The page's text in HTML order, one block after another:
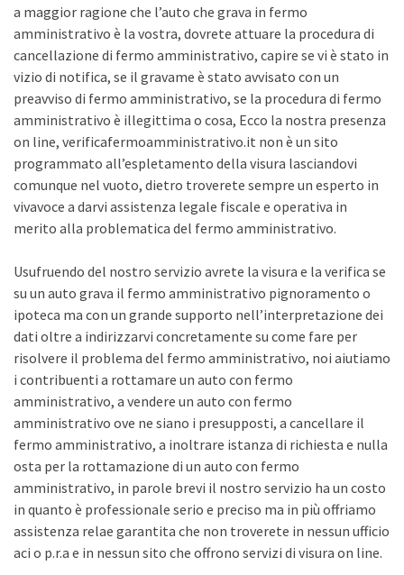
a maggior ragione che l’auto che grava in fermo
amministrativo è la vostra, dovrete attuare la procedura di
cancellazione di fermo amministrativo, capire se vi è stato in
vizio di notifica, se il gravame è stato avvisato con un
preavviso di fermo amministrativo, se la procedura di fermo
amministrativo è illegittima o cosa, Ecco la nostra presenza
on line, verificafermoamministrativo.it non è un sito
programmato all’espletamento della visura lasciandovi
comunque nel vuoto, dietro troverete sempre un esperto in
vivavoce a darvi assistenza legale fiscale e operativa in
merito alla problematica del fermo amministrativo.
Usufruendo del nostro servizio avrete la visura e la verifica se
su un auto grava il fermo amministrativo pignoramento o
ipoteca ma con un grande supporto nell’interpretazione dei
dati oltre a indirizzarvi concretamente su come fare per
risolvere il problema del fermo amministrativo, noi aiutiamo
i contribuenti a rottamare un auto con fermo
amministrativo, a vendere un auto con fermo
amministrativo ove ne siano i presupposti, a cancellare il
fermo amministrativo, a inoltrare istanza di richiesta e nulla
osta per la rottamazione di un auto con fermo
amministrativo, in parole brevi il nostro servizio ha un costo
in quanto è professionale serio e preciso ma in più offriamo
assistenza relae garantita che non troverete in nessun ufficio
aci o p.r.a e in nessun sito che offrono servizi di visura on line.